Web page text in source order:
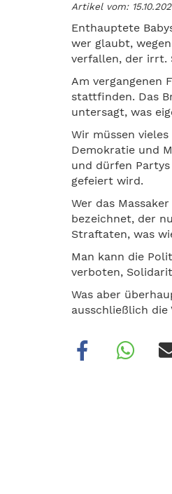
Artikel vom:
Enthauptete
wer glaubt,
verfallen, der irrt.
Am vergangenen
stattfinden. Das
untersagt, was
Wir müssen
Demokratie und
und dürfen
gefeiert wird.
Wer das
bezeichnet, der
Straftaten, was
Man kann die
verboten,
Was aber
ausschließlich die